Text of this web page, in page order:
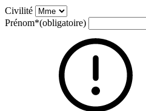
Civilité
Prénom*(obligatoire)